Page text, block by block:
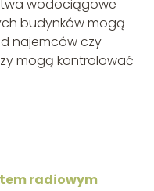
wodociągowe
budynków mogą
najemców czy
mogą kontrolować
radiowym